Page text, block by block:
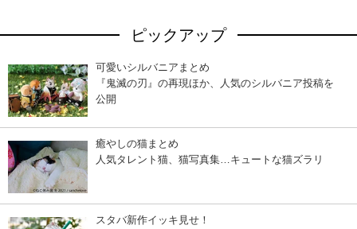
ピックアップ
可愛いシルバニアまとめ
『鬼滅の刃』の再現ほか、人気のシルバニア投稿を
公開
癒やしの猫まとめ
人気タレント猫、猫写真集…キュートな猫ズラリ
スタバ新作イッキ見せ！